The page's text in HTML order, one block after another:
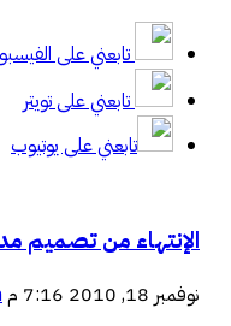
تابعني على
تابعني على تويتر
تابعني على يوتيوب
الإنتهاء من تصميم
نوفمبر 18, 2010 7:16 م